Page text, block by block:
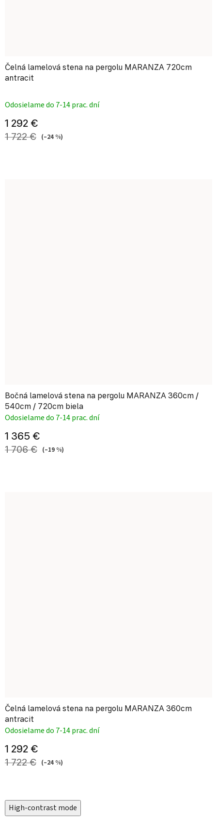
Čelná lamelová stena na pergolu MARANZA 720cm
antracit
Odosielame do 7-14 prac. dní
1 292 €
1 722 € (–24 %)
Bočná lamelová stena na pergolu MARANZA 360cm /
540cm / 720cm biela
Odosielame do 7-14 prac. dní
1 365 €
1 706 € (–19 %)
Čelná lamelová stena na pergolu MARANZA 360cm
antracit
Odosielame do 7-14 prac. dní
1 292 €
1 722 € (–24 %)
High-contrast mode